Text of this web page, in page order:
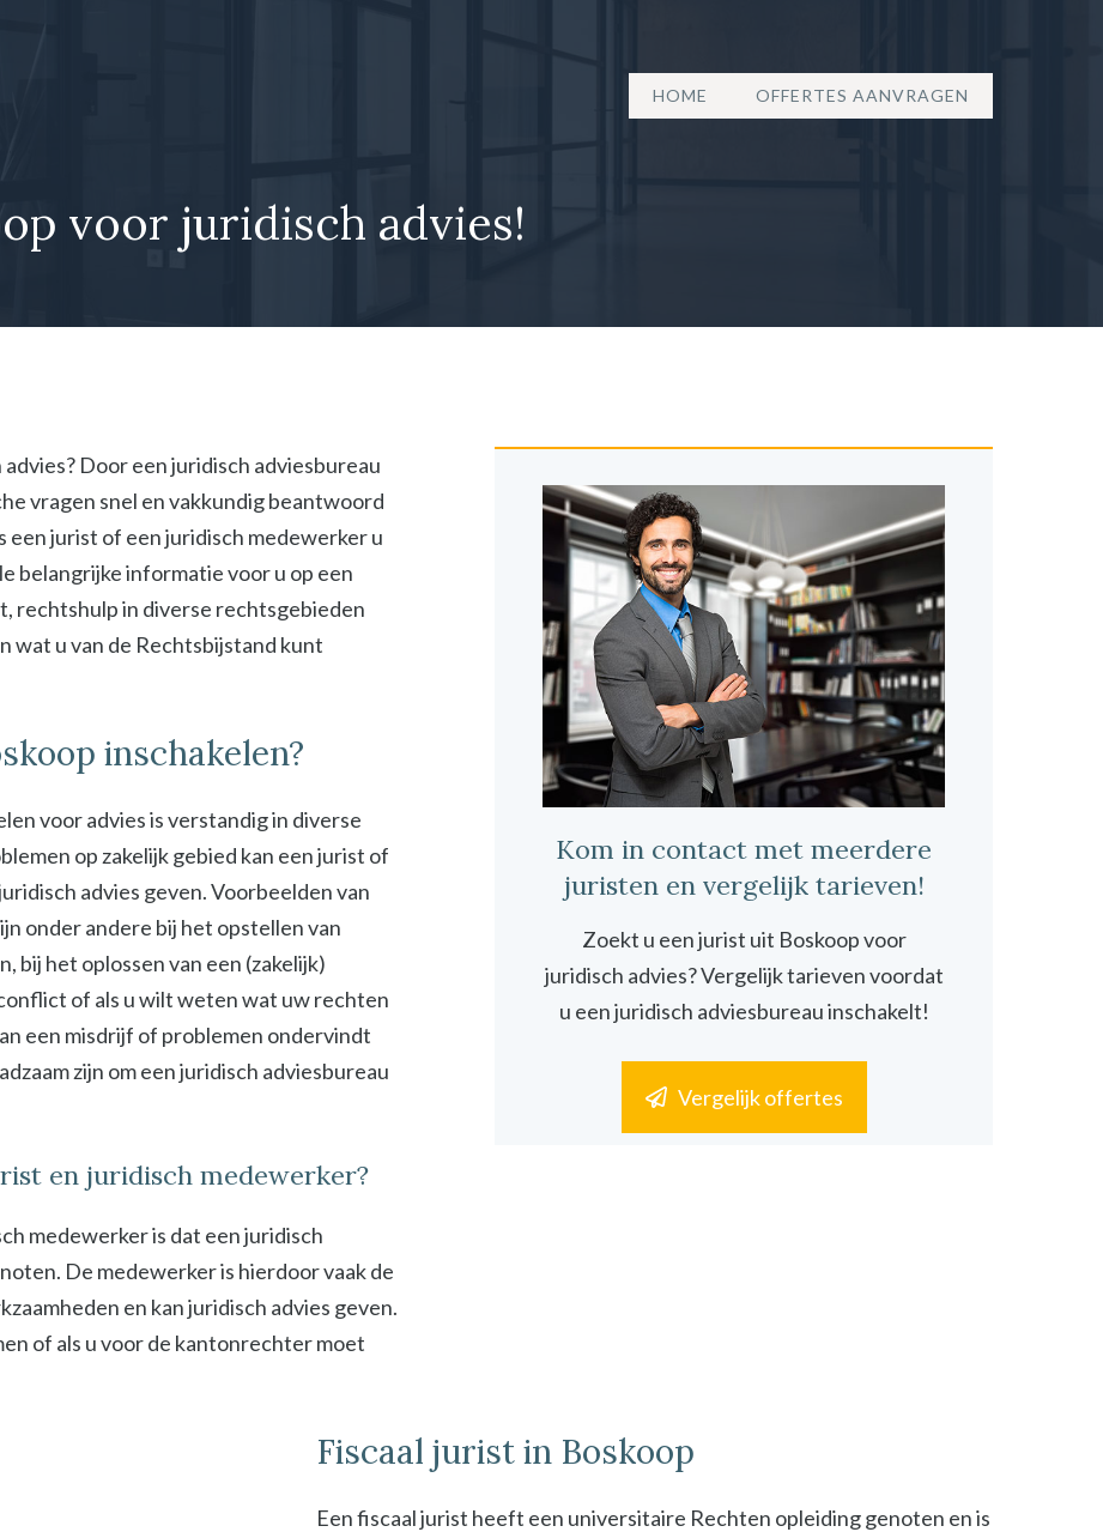
HOME OFFERTES AANVRAGEN
voor juridisch advies!
Door een juridisch adviesbureau
vragen snel en vakkundig beantwoord
jurist of een juridisch medewerker u
belangrijke informatie voor u op een
rechtshulp in diverse rechtsgebieden
wat u van de Rechtsbijstand kunt
inschakelen?
voor advies is verstandig in diverse
op zakelijk gebied kan een jurist of
advies geven. Voorbeelden van
onder andere bij het opstellen van
het oplossen van een (zakelijk)
of als u wilt weten wat uw rechten
een misdrijf of problemen ondervindt
zijn om een juridisch adviesbureau
en juridisch medewerker?
medewerker is dat een juridisch
De medewerker is hierdoor vaak de
en kan juridisch advies geven.
of als u voor de kantonrechter moet
Kom in contact met meerdere
juristen en vergelijk tarieven!
Zoekt u een jurist uit Boskoop voor
juridisch advies? Vergelijk tarieven voordat
u een juridisch adviesbureau inschakelt!
Vergelijk offertes
Fiscaal jurist in Boskoop
Een fiscaal jurist heeft een universitaire Rechten opleiding genoten en is